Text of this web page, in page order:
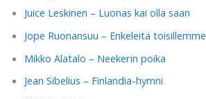
Juice Leskinen – Luonas kai olla saan
Jope Ruonansuu – Enkeleitä toisillemme
Mikko Alatalo – Neekerin poika
Jean Sibelius – Finlandia-hymni